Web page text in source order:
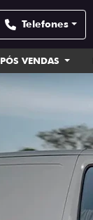
Telefones
PÓS VENDAS